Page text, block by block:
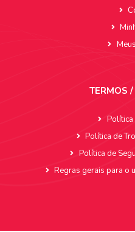
TERMOS
Política
Política de
Política de
Regras gerais para o